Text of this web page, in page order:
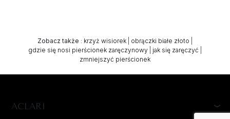
Zobacz także : krzyż wisiorek obrączki białe złoto
gdzie się nosi pierścionek zaręczynowy
jak się zaręczyć
zmniejszyć pierścionek
ACLARI